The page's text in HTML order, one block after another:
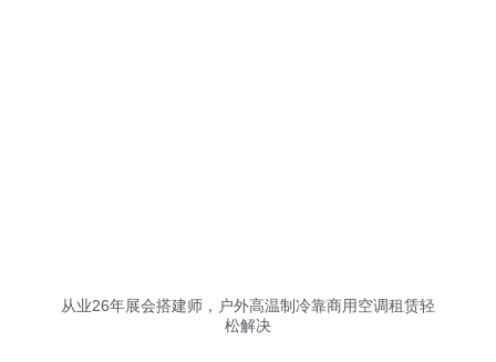
从业26年展会搭建师，户外高温制冷靠商用空调租赁轻
松解决